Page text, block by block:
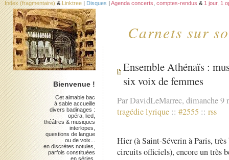
Carnets sur
Index (fragmentaire) & Linktree | Disques | Agenda concerts comptes-rendus & 1 jour, 1
Ensemble Athénaïs :
six voix de femmes
Par DavidLeMarrec, dimanche 9
tragédie lyrique :: #2555 :: rss
Hier (à Saint-Séverin à Paris,
circuits officiels), encore un très
Bienvenue !
Cet aimable bac
à sable accueille
divers badinages :
opéra, lied,
théâtres & musiques
interlopes,
questions de langue
ou de voix...
en discrètes notules,
parfois constituées
en séries.